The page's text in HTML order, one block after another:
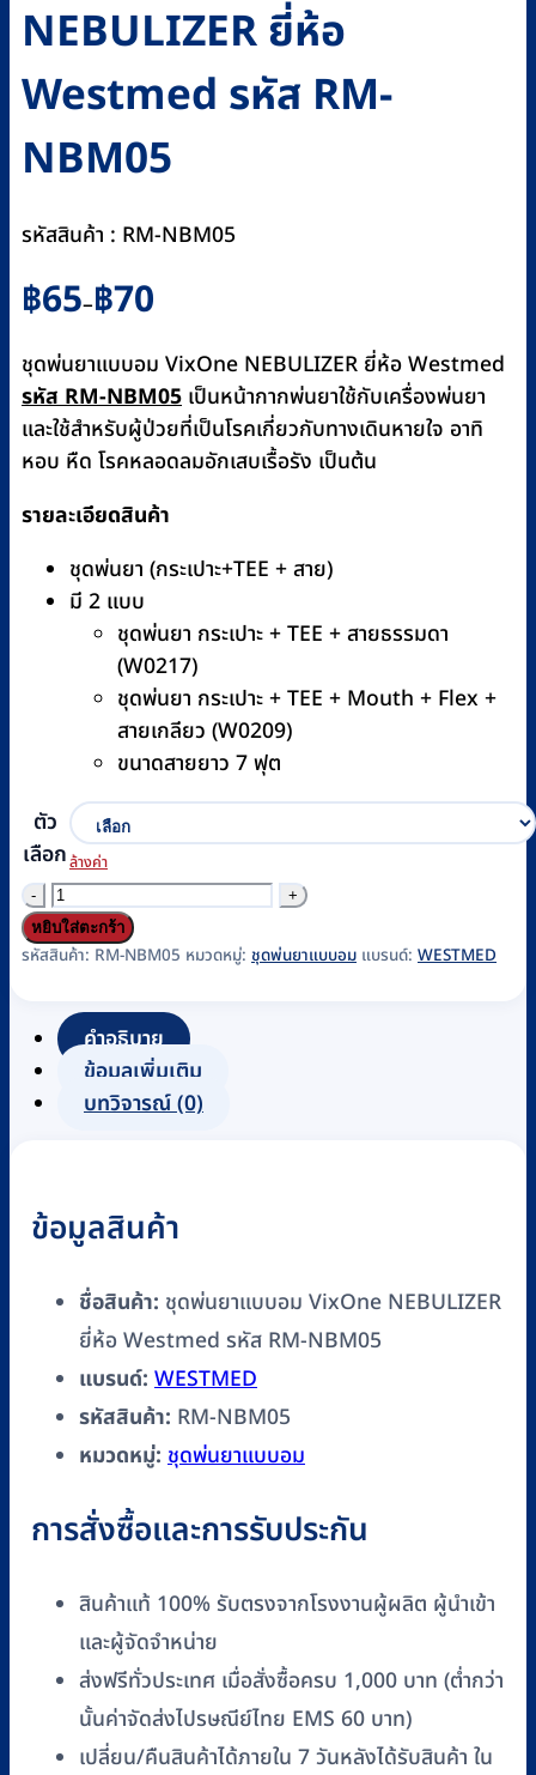
NEBULIZER ยี่ห้อ
Westmed รหัส RM-
NBM05
รหัสสินค้า : RM-NBM05
฿65–฿70
Price
range:
฿65
through
฿70
ชุดพ่นยาแบบอม VixOne NEBULIZER ยี่ห้อ Westmed
รหัส RM-NBM05 เป็นหน้ากากพ่นยาใช้กับเครื่องพ่นยา
และใช้สำหรับผู้ป่วยที่เป็นโรคเกี่ยวกับทางเดินหายใจ อาทิ
หอบ หืด โรคหลอดลมอักเสบเรื้อรัง เป็นต้น
รายละเอียดสินค้า
ชุดพ่นยา (กระเปาะ+TEE + สาย)
มี 2 แบบ
ชุดพ่นยา กระเปาะ + TEE + สายธรรมดา
(W0217)
ชุดพ่นยา กระเปาะ + TEE + Mouth + Flex +
สายเกลียว (W0209)
ขนาดสายยาว 7 ฟุต
ตัว
เลือกล้างค่า
จำนวน
ชุด
พ่น
แบบ
อม
VixOne
NEBULIZER
รหัส
RM-
NBM05
ชิ้น
หยิบใส่ตะกร้า
รหัสสินค้า: RM-NBM05 หมวดหมู่: ชุดพ่นยาแบบอม แบรนด์: WESTMED
คำอธิบาย
ข้อมูลเพิ่มเติม
บทวิจารณ์ (0)
ข้อมูลสินค้า
ชื่อสินค้า: ชุดพ่นยาแบบอม VixOne NEBULIZER
ยี่ห้อ Westmed รหัส RM-NBM05
แบรนด์: WESTMED
รหัสสินค้า: RM-NBM05
หมวดหมู่: ชุดพ่นยาแบบอม
การสั่งซื้อและการรับประกัน
สินค้าแท้ 100% รับตรงจากโรงงานผู้ผลิต ผู้นำเข้า
และผู้จัดจำหน่าย
ส่งฟรีทั่วประเทศ เมื่อสั่งซื้อครบ 1,000 บาท (ต่ำกว่า
นั้นค่าจัดส่งไปรษณีย์ไทย EMS 60 บาท)
เปลี่ยน/คืนสินค้าได้ภายใน 7 วันหลังได้รับสินค้า ใน